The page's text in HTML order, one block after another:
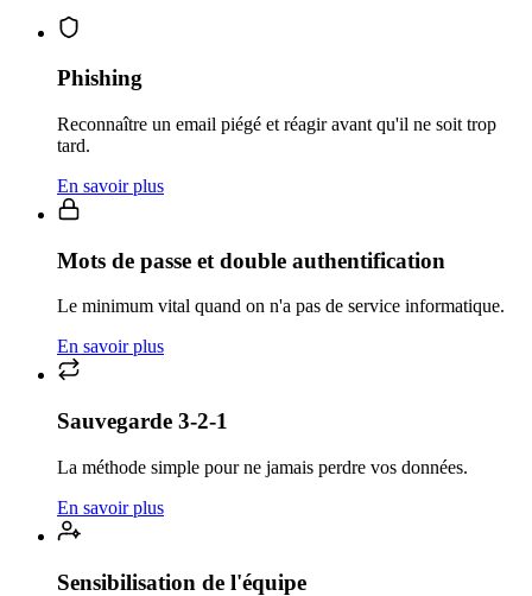
Phishing
Reconnaître un email piégé et réagir avant qu'il ne soit trop
tard.
En savoir plus
Mots de passe et double authentification
Le minimum vital quand on n'a pas de service informatique.
En savoir plus
Sauvegarde 3-2-1
La méthode simple pour ne jamais perdre vos données.
En savoir plus
Sensibilisation de l'équipe